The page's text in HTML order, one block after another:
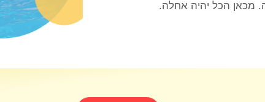
מכאן הכל יהיה אחלה.